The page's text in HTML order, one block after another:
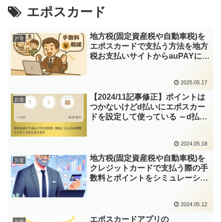
エポスカード
お金
地方税(固定資産税や自動車税)を
エポスカードで支払う方法を地方
税お支払いサイトからauPAYに変
2025.05.17
お金
【2024/11記事修正】ポイントは
つかないけどd払いにエポスカー
ドを設定して使っている ～d払い
2024.05.18
お金
地方税(固定資産税や自動車税)を
クレジットカードで支払う際の手
数料とポイントをシミュレーショ
2024.05.12
エポスカードアプリの